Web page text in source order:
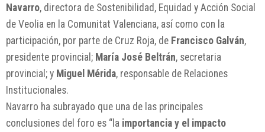
Navarro, directora de Sostenibilidad, Equidad y Acción Social
de Veolia en la Comunitat Valenciana, así como con la
participación, por parte de Cruz Roja, de Francisco Galván,
presidente provincial; María José Beltrán, secretaria
provincial; y Miguel Mérida, responsable de Relaciones
Institucionales.
Navarro ha subrayado que una de las principales
conclusiones del foro es “la importancia y el impacto